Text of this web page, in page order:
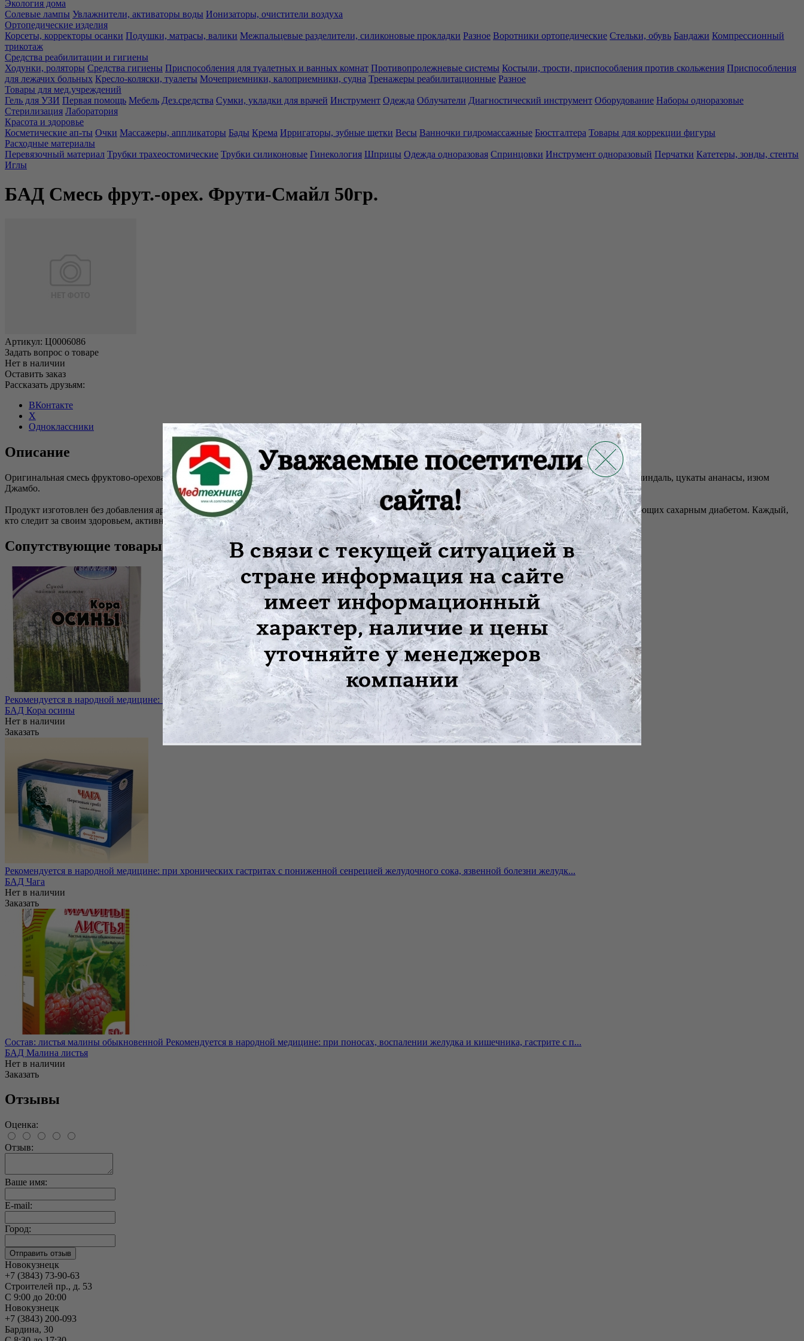
Экология дома
Солевые лампы Увлажнители, активаторы воды Ионизаторы, очистители воздуха
Ортопедические изделия
Корсеты, корректоры осанки Подушки, матрасы, валики Межпальцевые разделители, силиконовые прокладки Разное Воротники ортопедические Стельки, обувь Бандажи Компрессионный
трикотаж
Средства реабилитации и гигиены
Ходунки, роляторы Средства гигиены Приспособления для туалетных и ванных комнат Противопролежневые системы Костыли, трости, приспособления против скольжения Приспособления
для лежачих больных Кресло-коляски, туалеты Мочеприемники, калоприемники, судна Тренажеры реабилитационные Разное
Товары для мед.учреждений
Гель для УЗИ Первая помощь Мебель Дез.средства Сумки, укладки для врачей Инструмент Одежда Облучатели Диагностический инструмент Оборудование Наборы одноразовые
Стерилизация Лаборатория
Красота и здоровье
Косметические ап-ты Очки Массажеры, аппликаторы Бады Крема Ирригаторы, зубные щетки Весы Ванночки гидромассажные Бюстгалтера Товары для коррекции фигуры
Расходные материалы
Перевязочный материал Трубки трахеостомические Трубки силиконовые Гинекология Шприцы Одежда одноразовая Спринцовки Инструмент одноразовый Перчатки Катетеры, зонды, стенты
Иглы
БАД Смесь фрут.-орех. Фрути-Смайл 50гр.
Артикул: Ц0006086
Задать вопрос о товаре
Нет в наличии
Оставить заказ
Рассказать друзьям:
ВКонтакте
X
Одноклассники
Описание
Оригинальная смесь фруктово-ореховая «Фрути–Смайл» наполнит ваш организм энергией. В составе смеси находятся натуральные продукты: сушеный миндаль, цукаты ананасы, изюм
Джамбо.
Продукт изготовлен без добавления ароматизаторов, красителей и консервантов. Кроме того, в смеси нет сахара, что особенно актуально для людей, болеющих сахарным диабетом. Каждый,
кто следит за своим здоровьем, активно занимается спортом или хочет укрепить свой организм смесь «Фрути-Смайл» то, что вам необходимо.
Сопутствующие товары
Рекомендуется в народной медицине: как противомикробное, репаративное, потогонное, антисептическое, диуретическое, вяжущее, болеут...
БАД Кора осины
Нет в наличии
Заказать
Рекомендуется в народной медицине: при хронических гастритах с пониженной сенрецией желудочного сока, язвенной болезни желудк...
БАД Чага
Нет в наличии
Заказать
Состав: листья малины обыкновенной Рекомендуется в народной медицине: при поносах, воспалении желудка и кишечника, гастрите с п...
БАД Малина листья
Нет в наличии
Заказать
Отзывы
Оценка:
Отзыв:
Ваше имя:
E-mail:
Город:
Новокузнецк
+7 (3843) 73-90-63
Строителей пр., д. 53
С 9:00 до 20:00
Новокузнецк
+7 (3843) 200-093
Бардина, 30